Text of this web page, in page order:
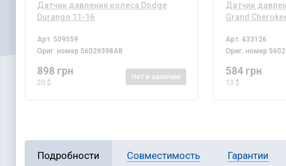
Датчик давления колеса Dodge
Durango 11-16
Арт. 509559
Ориг. номер 56029398AB
898 грн
20 $
Нет в наличии
Датчик
Grand
Арт.433126
Ориг. номер
584 грн
13 $
Подробности Совместимость Гарантии